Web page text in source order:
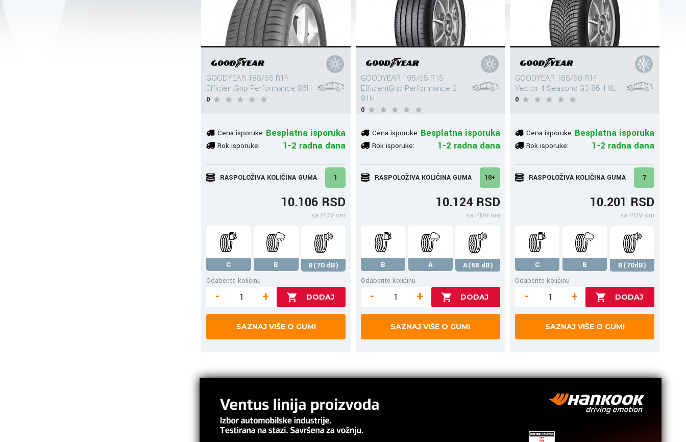
GOODYEAR 185/65 R14
EfficientGrip Performance 86H
0
Cena isporuke: Besplatna isporuka
Rok isporuke: 1-2 radna dana
RASPOLOŽIVA KOLIČINA GUMA 1
10.106 RSD
sa PDV-om
C B
B(70 dB)
Odaberite količinu
- +
SAZNAJ VIŠE O GUMI
GOODYEAR 195/65 R15
EfficientGrip Performance 2
91H
0
Cena isporuke: Besplatna isporuka
Rok isporuke: 1-2 radna dana
RASPOLOŽIVA KOLIČINA GUMA 10+
10.124 RSD
sa PDV-om
B A
A(68 dB)
Odaberite količinu
- +
SAZNAJ VIŠE O GUMI
GOODYEAR 185/60 R14
Vector 4 Seasons G3 86H XL
0
Cena isporuke: Besplatna isporuka
Rok isporuke: 1-2 radna dana
RASPOLOŽIVA KOLIČINA GUMA 7
10.201 RSD
sa PDV-om
C B
B(70dB)
Odaberite količinu
- +
SAZNAJ VIŠE O GUMI